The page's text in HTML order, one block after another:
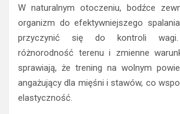
W naturalnym otoczeniu, bodźce
organizm do efektywniejszego
przyczynić się do kontroli wagi.
różnorodność terenu i zmienne
sprawiają, że trening na wolnym
angażujący dla mięśni i stawów, co
elastyczność.